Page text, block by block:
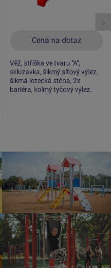
Cena na dotaz
Věž, stříška ve tvaru "A",
skluzavka, šikmý síťový výlez,
šikmá lezecká stěna, 2x
bariéra, kolmý tyčový výlez.